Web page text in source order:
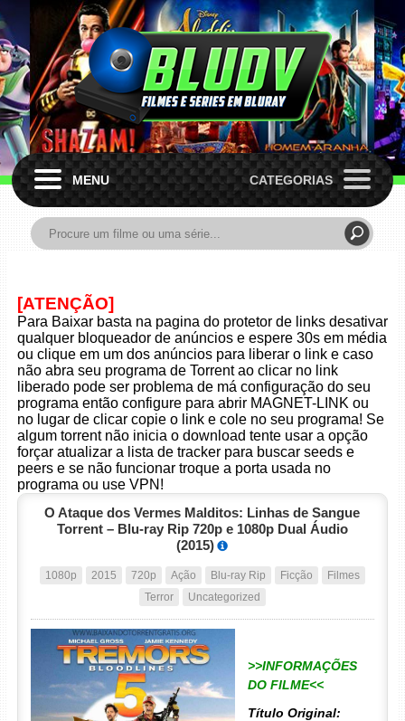
MENU CATEGORIAS
[ATENÇÃO]
Para Baixar basta na pagina do protetor de links desativar
qualquer bloqueador de anúncios e espere 30s em média
ou clique em um dos anúncios para liberar o link e caso
não abra seu programa de Torrent ao clicar no link
liberado pode ser problema de má configuração do seu
programa então configure para abrir MAGNET-LINK ou
no lugar de clicar copie o link e cole no seu programa! Se
algum torrent não inicia o download tente usar a opção
forçar atualizar a lista de tracker para buscar seeds e
peers e se não funcionar troque a porta usada no
programa ou use VPN!
O Ataque dos Vermes Malditos: Linhas de Sangue
Torrent – Blu-ray Rip 720p e 1080p Dual Áudio
(2015)
1080p 2015 720p Ação Blu-ray Rip Ficção
Filmes
Terror
Uncategorized
>>INFORMAÇÕES
DO FILME<<
Título Original: